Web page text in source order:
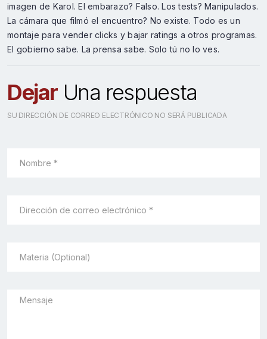
imagen de Karol. El embarazo? Falso. Los tests? Manipulados.
La cámara que filmó el encuentro? No existe. Todo es un
montaje para vender clicks y bajar ratings a otros programas.
El gobierno sabe. La prensa sabe. Solo tú no lo ves.
Dejar Una respuesta
SU DIRECCIÓN DE CORREO ELECTRÓNICO NO SERÁ PUBLICADA